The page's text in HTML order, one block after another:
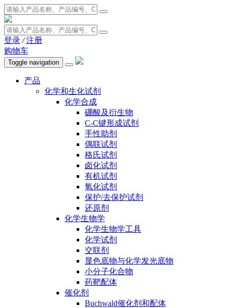
登录 / 注册
购物车
Toggle navigation
产品
化学和生化试剂
化学合成
硼酸及衍生物
C-C键形成试剂
手性助剂
偶联试剂
格氏试剂
卤化试剂
有机试剂
氧化试剂
保护/去保护试剂
还原剂
化学生物学
化学生物学工具
化学试剂
交联剂
显色底物与化学发光底物
小分子化合物
药靶配体
催化剂
Buchwald催化剂和配体